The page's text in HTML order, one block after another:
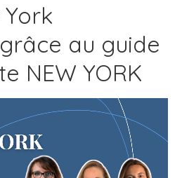
au guide
NEW YORK